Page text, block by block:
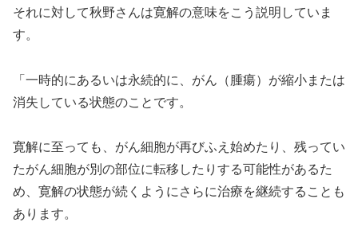
それに対して秋野さんは寛解の意味をこう説明していま
す。
「一時的にあるいは永続的に、がん（腫瘍）が縮小または
消失している状態のことです。
寛解に至っても、がん細胞が再びふえ始めたり、残ってい
たがん細胞が別の部位に転移したりする可能性があるた
め、寛解の状態が続くようにさらに治療を継続することも
あります。